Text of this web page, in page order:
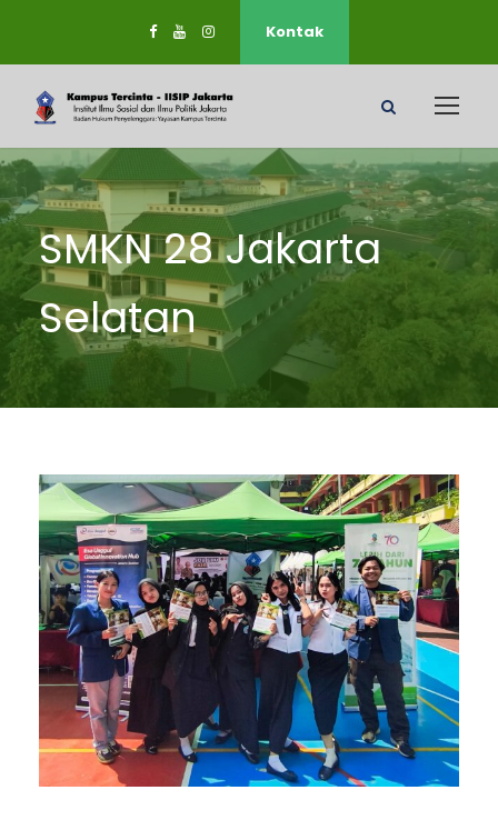
Kontak
SMKN 28 Jakarta
Selatan